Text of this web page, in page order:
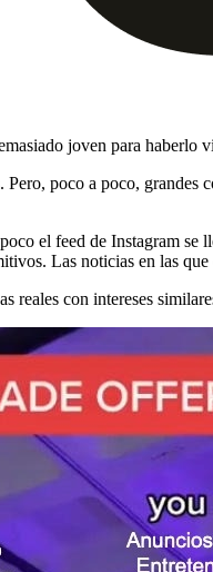
joven para
poco a poco,
el feed de Instagram se
Las noticias en las
reales con intereses